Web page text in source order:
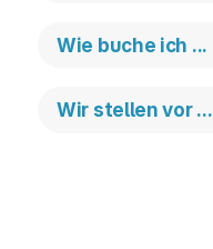
Wie buche ich ...
Wir stellen vor ...